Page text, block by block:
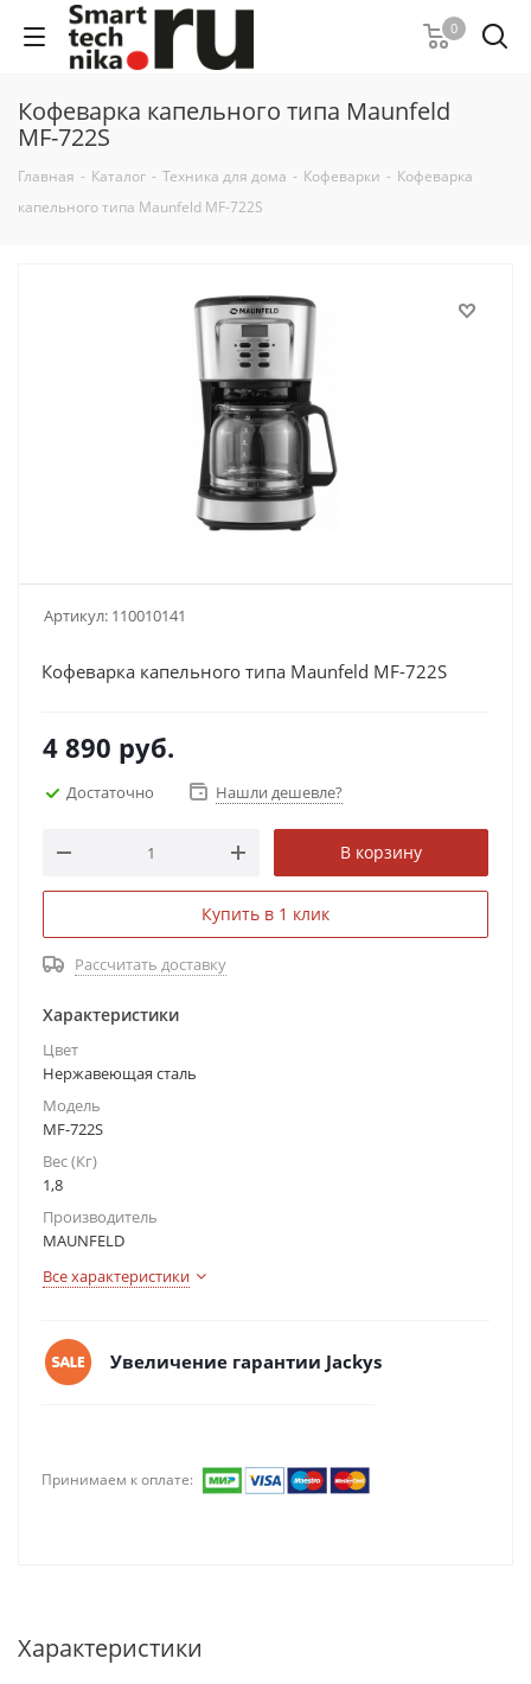
0
Кофеварка капельного типа Maunfeld
MF-722S
Главная - Каталог - Техника для дома - Кофеварки - Кофеварка
капельного типа Maunfeld MF-722S
Артикул: 110010141
Кофеварка капельного типа Maunfeld MF-722S
4 890 руб.
Достаточно Нашли дешевле?
В корзину
Купить в 1 клик
Рассчитать доставку
Характеристики
Цвет
Нержавеющая сталь
Модель
MF-722S
Вес (Кг)
1,8
Производитель
MAUNFELD
Все характеристики
Увеличение гарантии Jackys
Принимаем к оплате:
Характеристики